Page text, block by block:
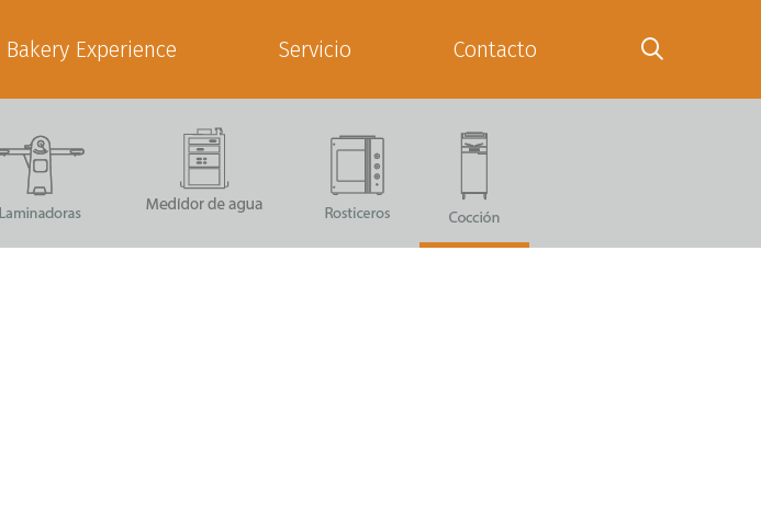
Bakery Experience Servicio Contacto